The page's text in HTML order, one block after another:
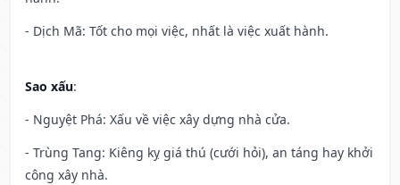
- Dịch Mã: Tốt cho mọi việc, nhất là việc xuất hành.
Sao xấu:
- Nguyệt Phá: Xấu về việc xây dựng nhà cửa.
- Trùng Tang: Kiêng kỵ giá thú (cưới hỏi), an táng hay khởi
công xây nhà.